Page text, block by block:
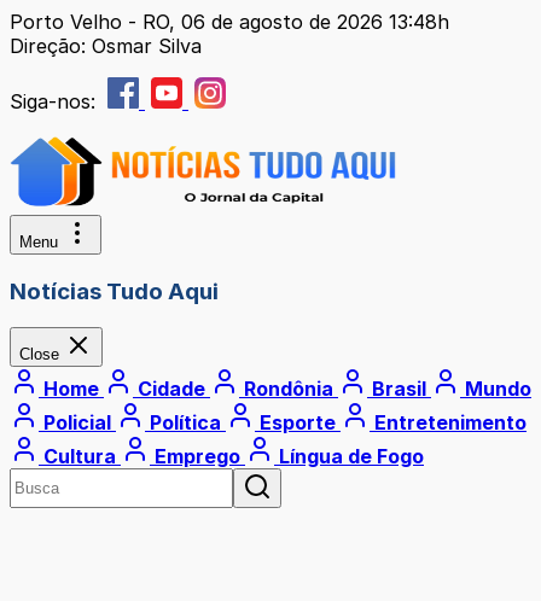
Porto Velho - RO, 06 de agosto de 2026 13:48h
Direção: Osmar Silva
Siga-nos:
Menu
Notícias Tudo Aqui
Close
Home Cidade Rondônia Brasil
Mundo
Policial
Política Esporte
Entretenimento
Cultura
Emprego Língua de Fogo